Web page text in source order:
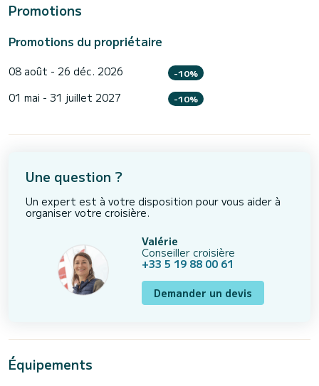
Promotions
Promotions du propriétaire
08 août - 26 déc. 2026 -10%
01 mai - 31 juillet 2027 -10%
Une question ?
Un expert est à votre disposition pour vous aider à
organiser votre croisière.
Valérie
Conseiller croisière
+33 5 19 88 00 61
Demander un devis
Équipements